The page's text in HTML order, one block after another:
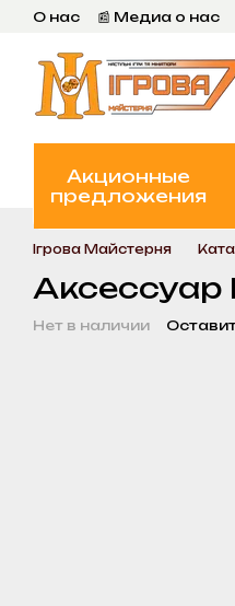
Перейти к основному
О нас 📰 Медиа о нас
📄
Акционные
предложения
Ігрова Майстерня
Нет в наличии